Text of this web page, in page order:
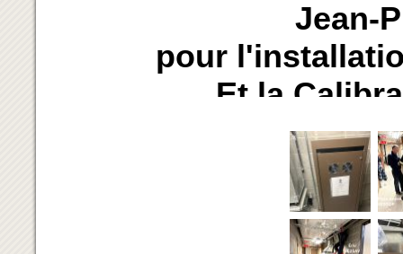
Jean-
pour
Et la
Normand
Au Centre
Un immense